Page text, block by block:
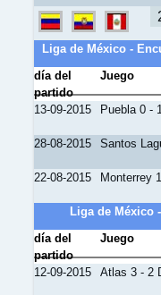
Liga de México -
día del
partido
Juego
13-09-2015 Puebla 0 -
28-08-2015 Santos
22-08-2015 Monterrey
Liga de México
día del
partido
Juego
12-09-2015 Atlas 3 - 2